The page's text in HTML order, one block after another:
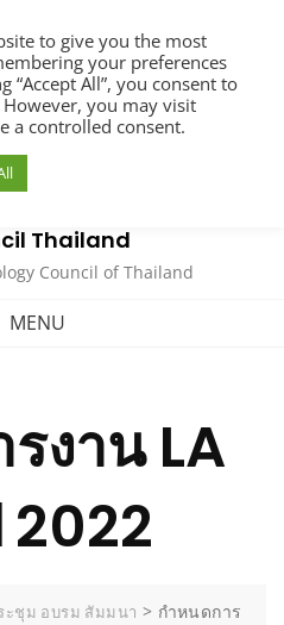
Thailand
Council of Thailand
MENU
งาน LA
ะชุม อบรม สัมมนา > กำหนดการ
to give you the most
your preferences
“Accept All”, you consent to
you may visit
a controlled consent.